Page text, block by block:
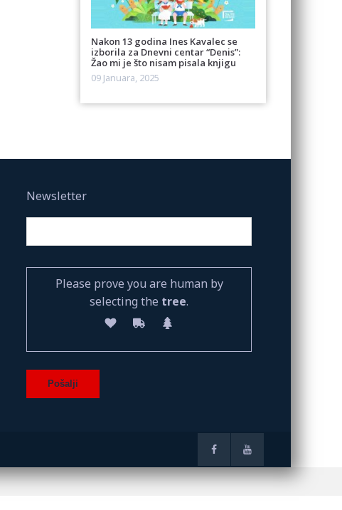
Nakon 13 godina Ines Kavalec se
izborila za Dnevni centar “Denis”:
Žao mi je što nisam pisala knjigu
09 Januara, 2025
Newsletter
Please prove you are human by
selecting the tree.